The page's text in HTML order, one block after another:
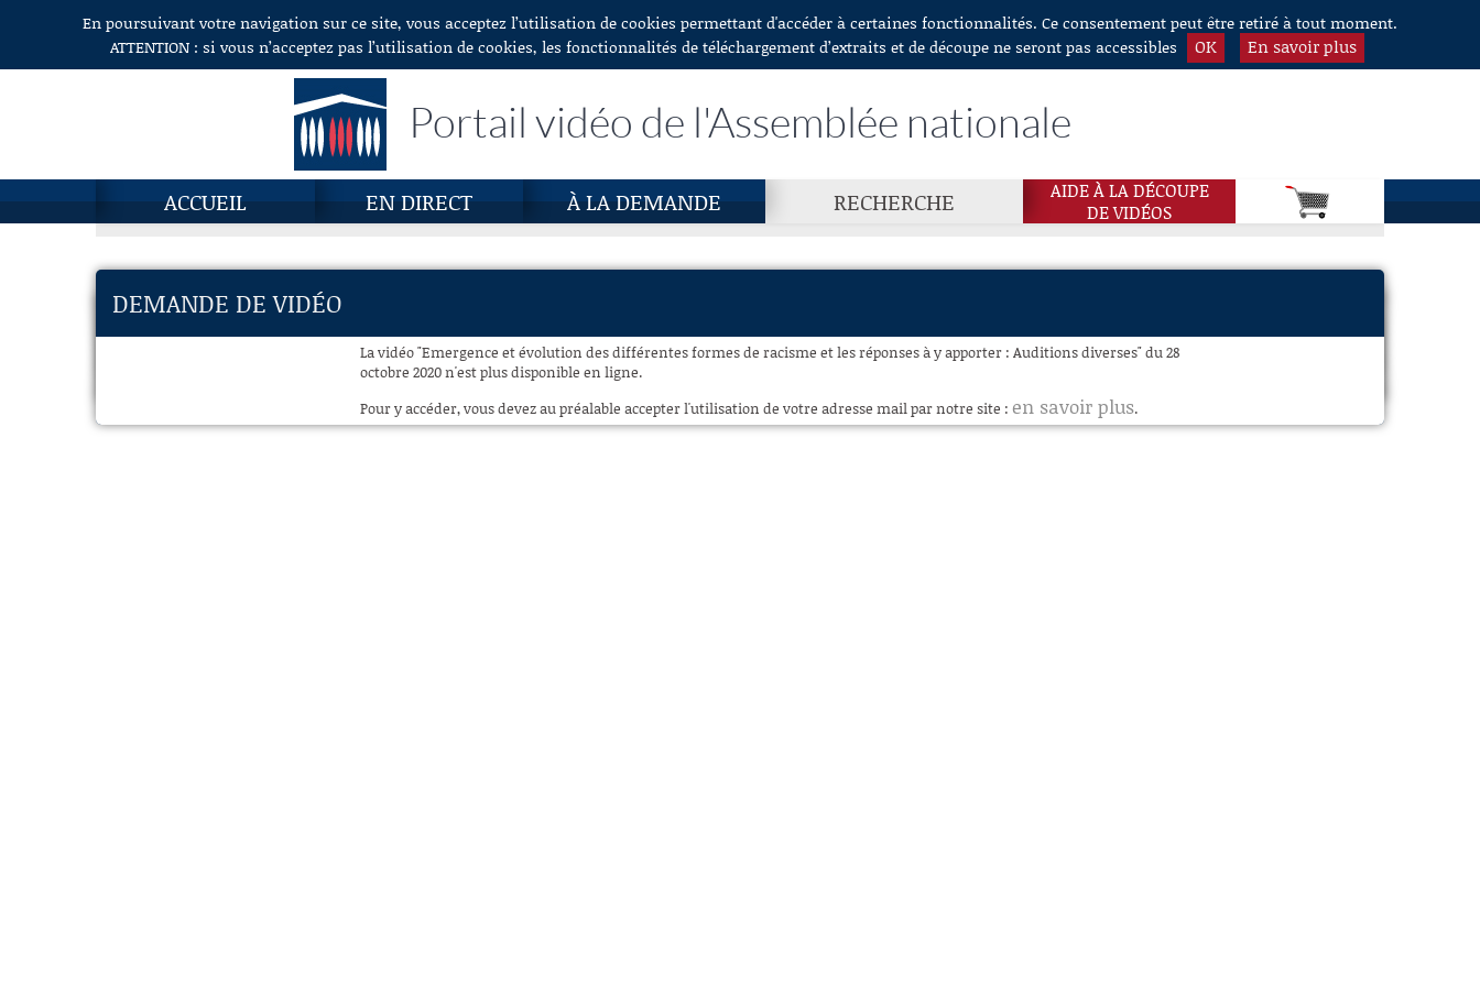
Aller au contenuEn poursuivant votre navigation sur ce site, vous acceptez l’utilisation de cookies permettant d'accéder à certaines fonctionnalités. Ce consentement peut être retiré à tout moment.
ATTENTION : si vous n’acceptez pas l’utilisation de cookies, les fonctionnalités de téléchargement d’extraits et de découpe ne seront pas accessibles
OK En savoir plus
Portail vidéo de l'Assemblée nationale
ACCUEIL EN DIRECT À LA DEMANDE RECHERCHE
AIDE À LA DÉCOUPE
DE VIDÉOS
DEMANDE DE VIDÉO
La vidéo "Emergence et évolution des différentes formes de racisme et les réponses à y apporter : Auditions diverses" du 28
octobre 2020 n'est plus disponible en ligne.
Pour y accéder, vous devez au préalable accepter l'utilisation de votre adresse mail par notre site : en savoir plus.